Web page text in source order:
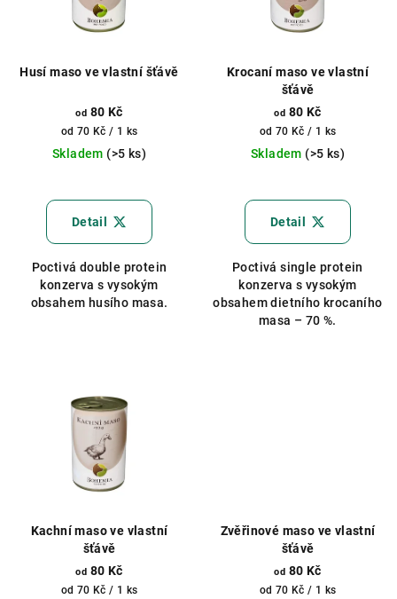
Husí maso ve vlastní šťávě
od 80 Kč
Měrná
cena:
od 70 Kč / 1 ks
Skladem (>5 ks)
Detail
Poctivá double protein
konzerva s vysokým
obsahem husího masa.
Krocaní maso ve vlastní
šťávě
od 80 Kč
Měrná
cena:
od 70 Kč / 1 ks
Skladem (>5 ks)
Detail
Poctivá single protein
konzerva s vysokým
obsahem dietního krocaního
masa – 70 %.
Kachní maso ve vlastní
šťávě
od 80 Kč
Měrná
od 70 Kč / 1 ks
Zvěřinové maso ve vlastní
šťávě
od 80 Kč
Měrná
od 70 Kč / 1 ks